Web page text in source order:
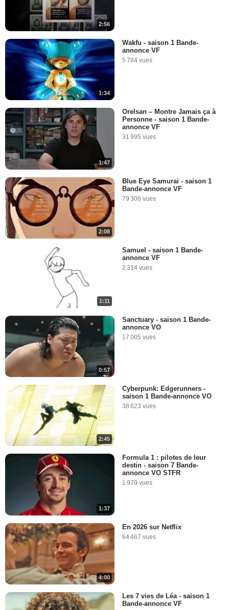
2:56
1:34
Wakfu - saison 1 Bande-
annonce VF
5 784 vues
1:47
Orelsan – Montre Jamais ça à
Personne - saison 1 Bande-
annonce VF
31 995 vues
2:08
Blue Eye Samurai - saison 1
Bande-annonce VF
79 306 vues
1:11
Samuel - saison 1 Bande-
annonce VF
2 314 vues
0:57
Sanctuary - saison 1 Bande-
annonce VO
17 005 vues
2:45
Cyberpunk: Edgerunners -
saison 1 Bande-annonce VO
38 623 vues
1:37
Formula 1 : pilotes de leur
destin - saison 7 Bande-
annonce VO STFR
1 979 vues
4:00
En 2026 sur Netflix
64 467 vues
Les 7 vies de Léa - saison 1
Bande-annonce VF